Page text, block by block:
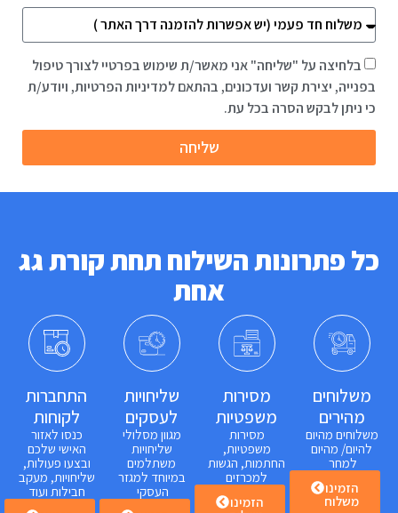
בלחיצה על "שליחה" אני מאשר/ת שימוש בפרטיי לצורך טיפול
בפנייה, יצירת קשר ועדכונים, בהתאם למדיניות הפרטיות, ויודע/ת
כי ניתן לבקש הסרה בכל עת.
שליחה
כל פתרונות השילוח תחת קורת גג
אחת
משלוחים
מהירים
משלוחים מהיום
להיום/ מהיום
למחר
הזמינו
משלוח
מסירות
משפטיות
מסירות
משפטיות,
החתמות, הגשות
למכרזים
הזמינו
שליחויות
לעסקים
מגוון מסלולי
שליחויות
משתלמים
במיוחד למגזר
העסקי
התחברות
לקוחות
כנסו לאזור
האישי שלכם
ובצעו פעולות,
שליחויות, מעקב
חבילות ועוד